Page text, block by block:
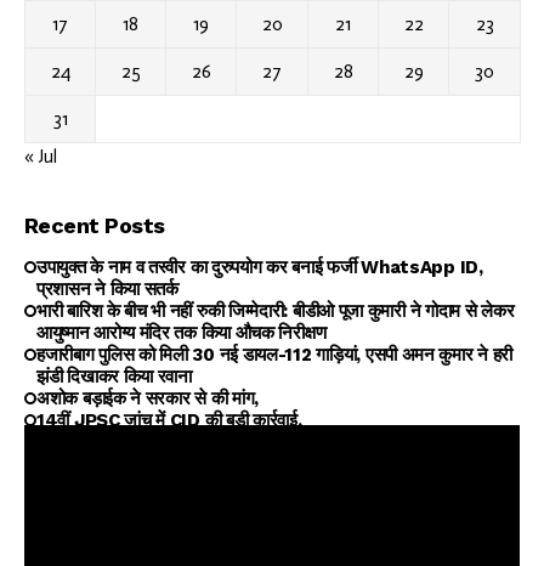
17 18 19 20 21 22 23
24 25 26 27 28 29 30
31
« Jul
Recent Posts
उपायुक्त के नाम व तस्वीर का दुरुपयोग कर बनाई फर्जी WhatsApp ID,
प्रशासन ने किया सतर्क
भारी बारिश के बीच भी नहीं रुकी जिम्मेदारी: बीडीओ पूजा कुमारी ने गोदाम से लेकर
आयुष्मान आरोग्य मंदिर तक किया औचक निरीक्षण
हजारीबाग पुलिस को मिली 30 नई डायल-112 गाड़ियां, एसपी अमन कुमार ने हरी
झंडी दिखाकर किया रवाना
अशोक बड़ाईक ने सरकार से की मांग,
14वीं JPSC जांच में CID की बड़ी कार्रवाई,